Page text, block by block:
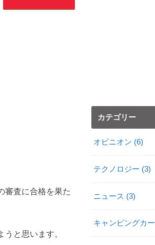
審査に合格を果た
と思います。
カテゴリー
オピニオン (6)
テクノロジー (3)
ニュース (3)
キャンピングカー